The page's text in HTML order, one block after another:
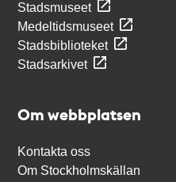
Stadsmuseet
Medeltidsmuseet
Stadsbiblioteket
Stadsarkivet
Om webbplatsen
Kontakta oss
Om Stockholmskällan